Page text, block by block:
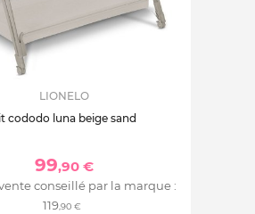
LIONELO
cododo luna beige sand
99,90 €
conseillé par la marque :
119,90 €